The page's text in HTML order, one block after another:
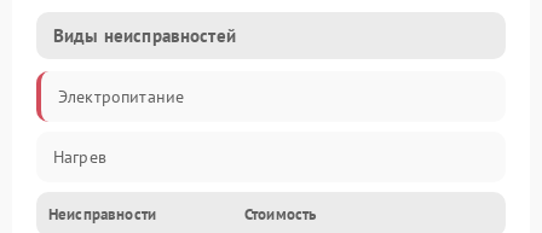
Виды неисправностей
Электропитание
Нагрев
Неисправности Стоимость